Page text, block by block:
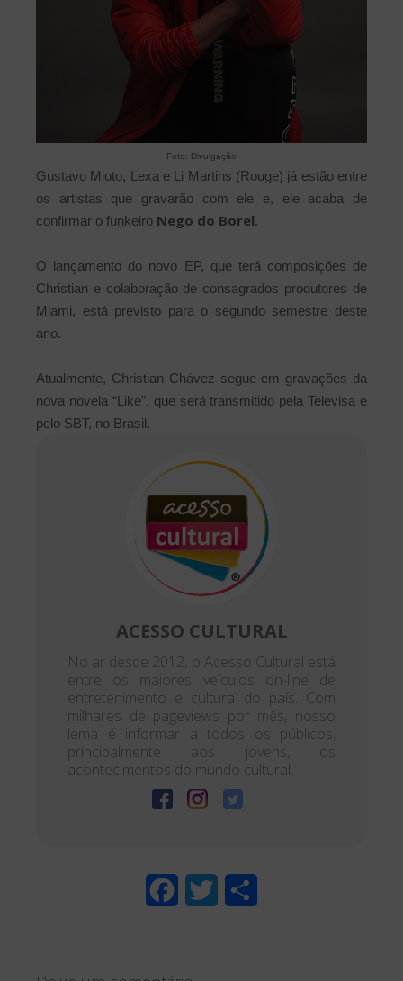
Foto: Divulgação
Gustavo Mioto, Lexa e Li Martins (Rouge) já estão entre
os artistas que gravarão com ele e, ele acaba de
confirmar o funkeiro Nego do Borel.
O lançamento do novo EP, que terá composições de
Christian e colaboração de consagrados produtores de
Miami, está previsto para o segundo semestre deste
ano.
Atualmente, Christian Chávez segue em gravações da
nova novela “Like”, que será transmitido pela Televisa e
pelo SBT, no Brasil.
ACESSO CULTURAL
No ar desde 2012, o Acesso Cultural está
entre os maiores veículos on-line de
entretenimento e cultura do país. Com
milhares de pageviews por mês, nosso
lema é informar a todos os públicos,
principalmente aos jovens, os
acontecimentos do mundo cultural.